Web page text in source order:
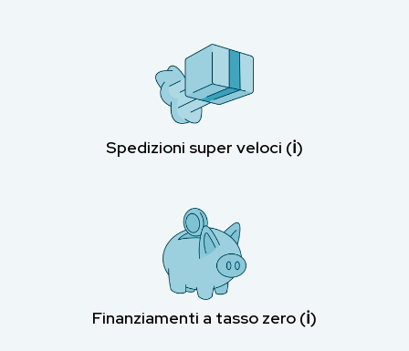
Spedizioni super veloci (ℹ︎)
Finanziamenti a tasso zero (ℹ︎)